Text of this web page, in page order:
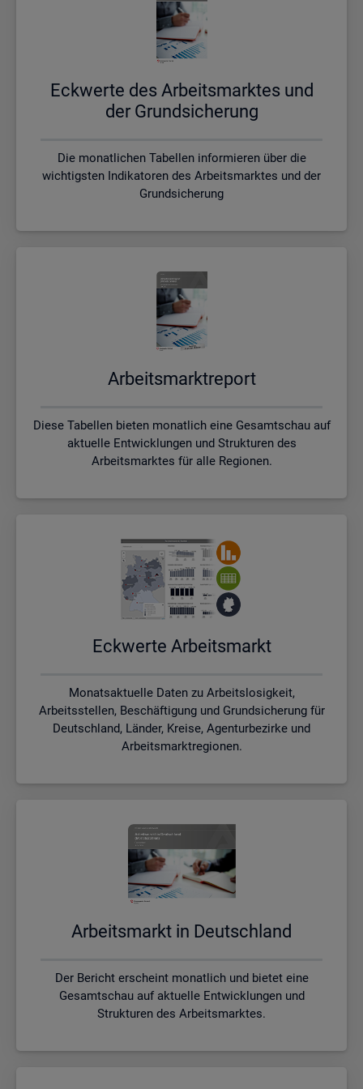
Eck­wer­te des Ar­beits­mark­tes und
der Grund­si­che­rung
Die monatlichen Tabellen informieren über die
wichtigsten Indikatoren des Arbeitsmarktes und der
Grundsicherung
Ar­beits­markt­re­port
Diese Tabellen bieten monatlich eine Gesamtschau auf
aktuelle Entwicklungen und Strukturen des
Arbeitsmarktes für alle Regionen.
Eck­wer­te Ar­beits­markt
Monatsaktuelle Daten zu Arbeitslosigkeit,
Arbeitsstellen, Beschäftigung und Grundsicherung für
Deutschland, Länder, Kreise, Agenturbezirke und
Arbeitsmarktregionen.
Ar­beits­markt in Deutsch­land
Der Bericht erscheint monatlich und bietet eine
Gesamtschau auf aktuelle Entwicklungen und
Strukturen des Arbeitsmarktes.